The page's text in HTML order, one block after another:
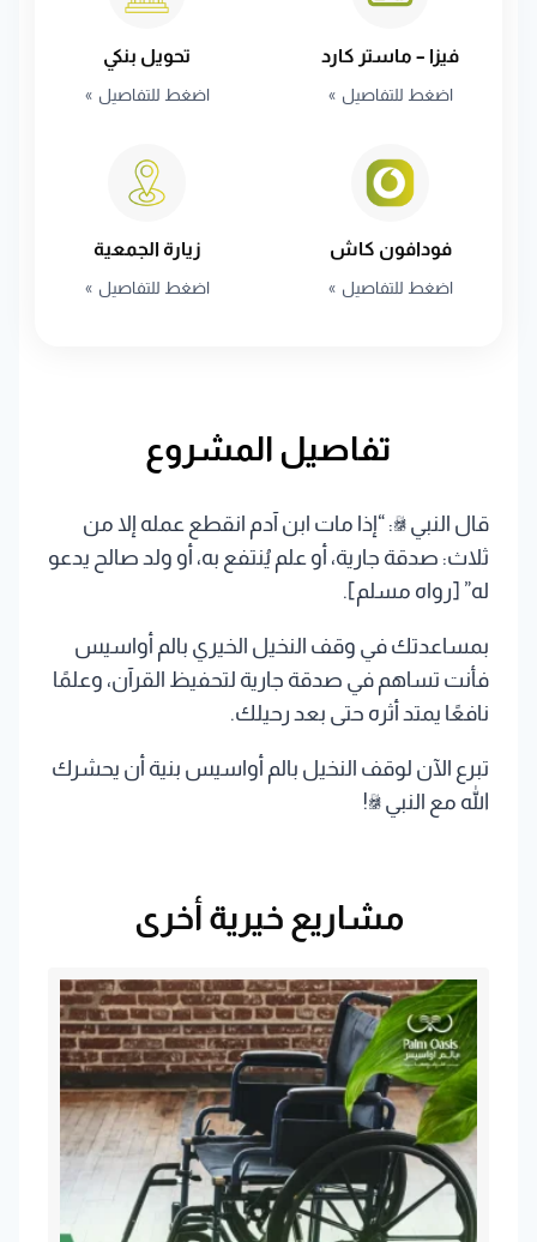
فيزا – ماستر كارد
اضغط للتفاصيل
تحويل بنكي
اضغط للتفاصيل
فودافون كاش
اضغط للتفاصيل
زيارة الجمعية
اضغط للتفاصيل
قال النبي ﷺ: “إذا مات ابن آدم انقطع عمله إلا من
ثلاث: صدقة جارية، أو علم يُنتفع به، أو ولد صالح يدعو
له” [رواه مسلم].
بمساعدتك في وقف النخيل الخيري بالم أواسيس
فأنت تساهم في صدقة جارية لتحفيظ القرآن، وعلمًا
نافعًا يمتد أثره حتى بعد رحيلك.
تبرع الآن لوقف النخيل بالم أواسيس بنية أن يحشرك
الله مع النبي ﷺ!
مشاريع خيرية أخرى